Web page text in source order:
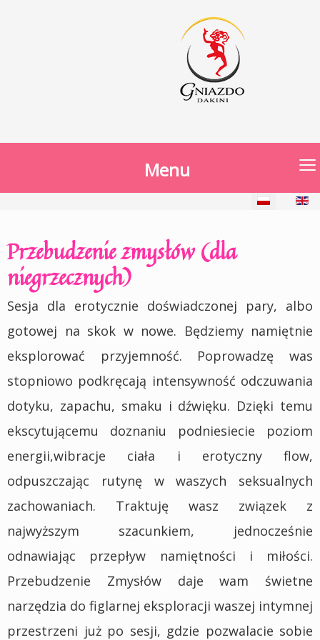
Menu ≡
Przebudzenie zmysłów (dla
niegrzecznych)
Sesja dla erotycznie doświadczonej pary, albo
gotowej na skok w nowe. Będziemy namiętnie
eksplorować przyjemność. Poprowadzę was
stopniowo podkręcają intensywność odczuwania
dotyku, zapachu, smaku i dźwięku. Dzięki temu
ekscytującemu doznaniu podniesiecie poziom
energii,wibracje ciała i erotyczny flow,
odpuszczając rutynę w waszych seksualnych
zachowaniach. Traktuję wasz związek z
najwyższym szacunkiem, jednocześnie
odnawiając przepływ namiętności i miłości.
Przebudzenie Zmysłów daje wam świetne
narzędzia do figlarnej eksploracji waszej intymnej
przestrzeni już po sesji, gdzie pozwalacie sobie